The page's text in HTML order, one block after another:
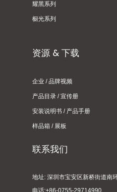
耀黑系列
橱光系列
资源 & 下载
企业 / 品牌视频
产品目录 / 宣传册
安装说明书 / 产品手册
样品箱 / 展板
联系我们
地址: 深圳市宝安区新桥街道南
电话:+86-0755-29714990